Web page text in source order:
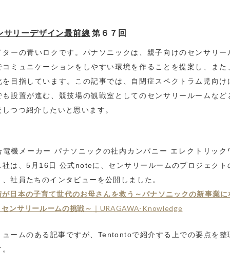
サリーデザイン最前線 第６７回
ターの青いロクです。パナソニックは、親子向けのセンサリー
コミュニケーションをしやすい環境を作ることを提案し、また
を目指しています。この記事では、自閉症スペクトラム児向け
も設置が進む、競技場の観戦室としてのセンサリールームなど
しつつ紹介したいと思います。
電機メーカー パナソニックの社内カンパニー エレクトリック
社は、5月16日 公式noteに、センサリールームのプロジェクト
、社員たちのインタビューを公開しました。
が日本の子育て世代のお母さんを救う～パナソニックの新事業に
ンサリールームの挑戦～ ｜URAGAWA-Knowledge
ュームのある記事ですが、Tentontoで紹介する上での要点を整